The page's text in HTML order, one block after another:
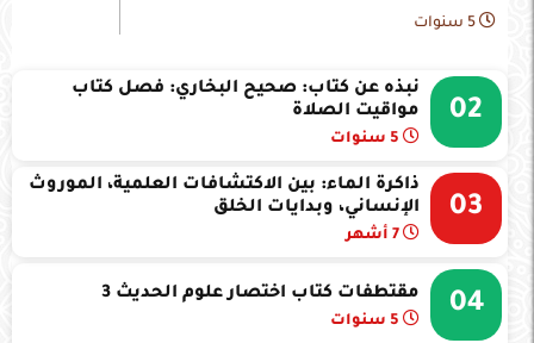
02
نبذه عن كتاب: صحيح البخاري: فصل كتاب
مواقيت الصلاة
03
ذاكرة الماء: بين الاكتشافات العلمية، الموروث
الإنساني، وبدايات الخلق
04 مقتطفات كتاب اختصار علوم الحديث 3